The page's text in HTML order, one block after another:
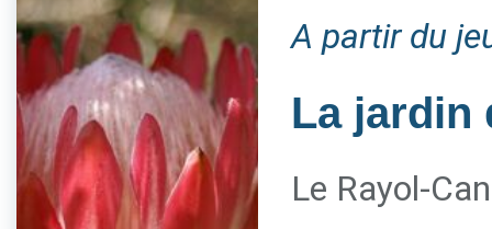
A partir du
La jardin
Le Rayol-